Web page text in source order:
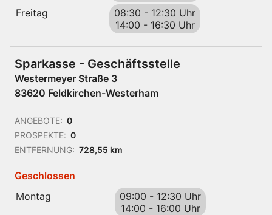
Freitag
08:30 - 12:30 Uhr
14:00 - 16:30 Uhr
Sparkasse - Geschäftsstelle
Westermeyer Straße 3
83620 Feldkirchen-Westerham
ANGEBOTE: 0
PROSPEKTE: 0
ENTFERNUNG: 728,55 km
Geschlossen
Montag
09:00 - 12:30 Uhr
14:00 - 16:00 Uhr